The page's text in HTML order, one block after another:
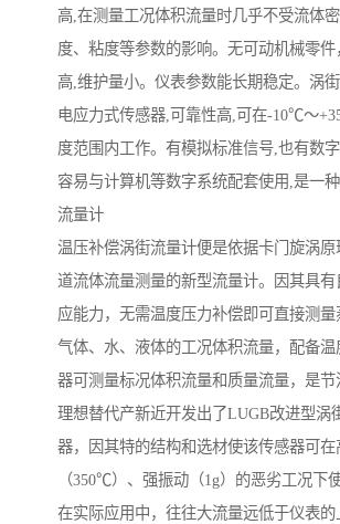
高,在测量工况体积流量时几乎不受流体
度、粘度等参数的影响。无可动机械零
高,维护量小。仪表参数能长期稳定。涡
电应力式传感器,可靠性高,可在-10℃～
度范围内工作。有模拟标准信号,也有数
容易与计算机等数字系统配套使用,是一
流量计
温压补偿涡街流量计便是依据卡门旋涡
道流体流量测量的新型流量计。因其具
应能力，无需温度压力补偿即可直接测量
气体、水、液体的工况体积流量，配备
器可测量标况体积流量和质量流量，是
理想替代产新近开发出了LUGB改进型涡
器，因其特的结构和选材使该传感器可在
（350℃）、强振动（1g）的恶劣工况下使
在实际应用中，往往大流量远低于仪表